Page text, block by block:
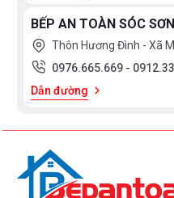
BẾP AN TOÀN SÓC SƠN
Thôn Hương Đình - Xã
0976.665.669 -
Dẫn đường